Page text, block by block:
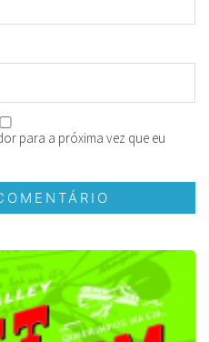
para a próxima vez que eu